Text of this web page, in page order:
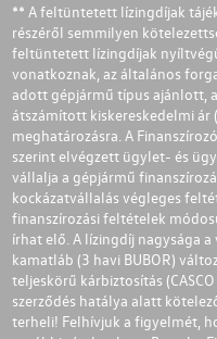
** A feltüntetett lízingdíjak
részéről semmilyen
feltüntetett lízingdíjak
vonatkoznak, az általános
adott gépjármű típus
átszámított kiskereskedelmi
meghatározásra. A
szerint elvégzett ügylet- és
vállalja a gépjármű
kockázatvállalás végleges
finanszírozási feltételek
írhat elő. A lízingdíj nagysága
kamatláb (3 havi BUBOR)
teljeskörű kárbiztosítás
szerződés hatálya alatt
terheli! Felhívjuk a figyelmét,